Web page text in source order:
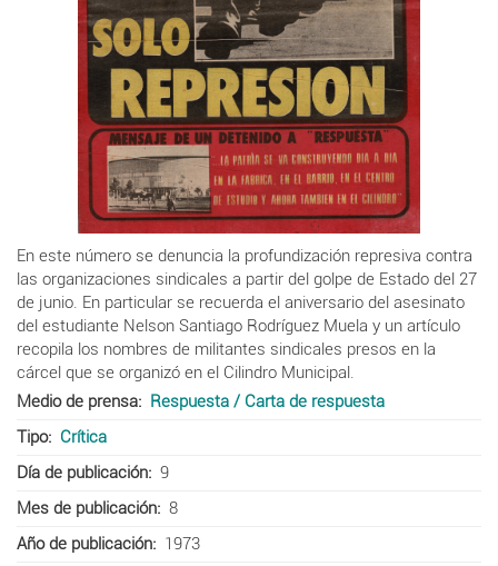
En este número se denuncia la profundización represiva contra
las organizaciones sindicales a partir del golpe de Estado del 27
de junio. En particular se recuerda el aniversario del asesinato
del estudiante Nelson Santiago Rodríguez Muela y un artículo
recopila los nombres de militantes sindicales presos en la
cárcel que se organizó en el Cilindro Municipal.
Medio de prensa
Respuesta / Carta de respuesta
Tipo
Crítica
Día de publicación
9
Mes de publicación
8
Año de publicación
1973